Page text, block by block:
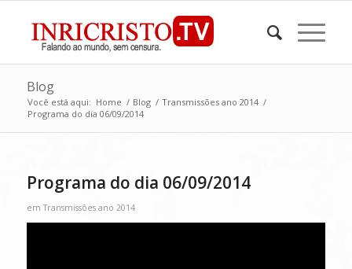
Blog
Você está aqui: Home / Blog / Transmissões ano 2014 /
Programa do dia 06/09/2014
Programa do dia 06/09/2014
emTransmissões ano 2014